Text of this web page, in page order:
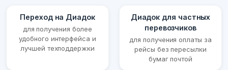
Переход на Диадок
для получения более
удобного интерфейса и
лучшей техподдержки
Диадок для частных
перевозчиков
для получения оплаты за
рейсы без пересылки
бумаг почтой